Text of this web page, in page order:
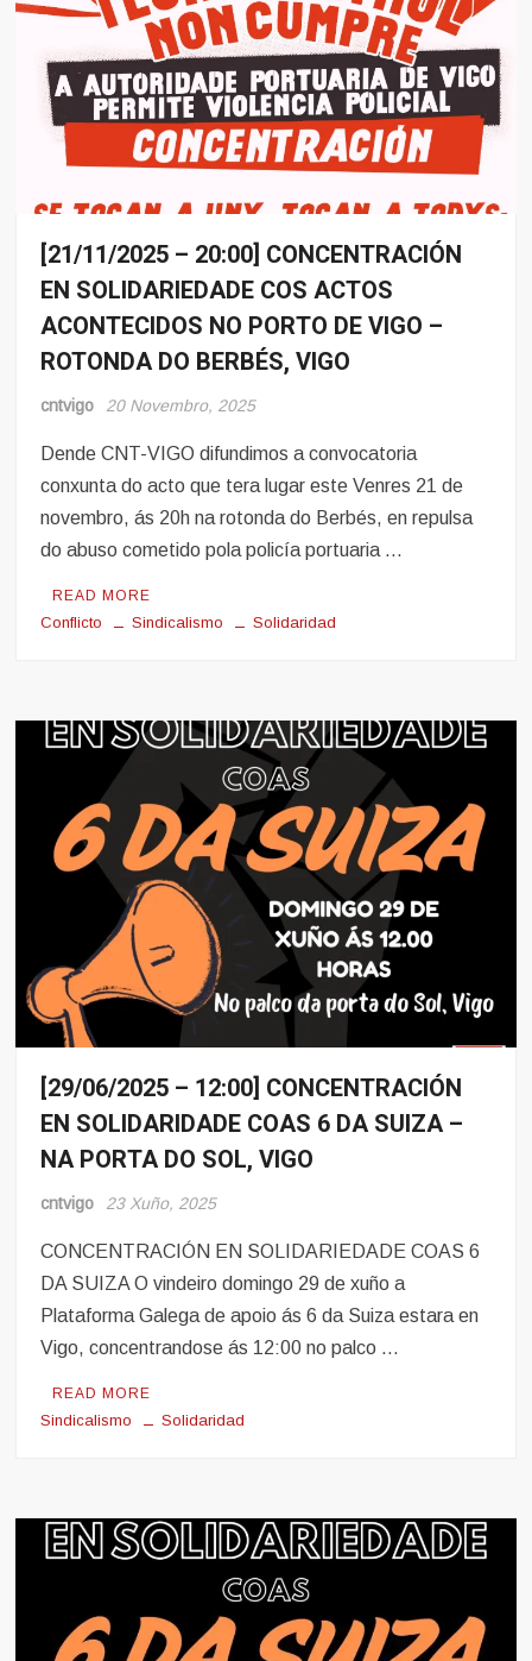
Conflito
Eventos
[21/11/2025 – 20:00] CONCENTRACIÓN
EN SOLIDARIEDADE COS ACTOS
ACONTECIDOS NO PORTO DE VIGO –
ROTONDA DO BERBÉS, VIGO
cntvigo 20 Novembro, 2025
Dende CNT-VIGO difundimos a convocatoria
conxunta do acto que tera lugar este Venres 21 de
novembro, ás 20h na rotonda do Berbés, en repulsa
do abuso cometido pola policía portuaria …
READ MORE
Conflicto Sindicalismo Solidaridad
Noticias
[29/06/2025 – 12:00] CONCENTRACIÓN
EN SOLIDARIDADE COAS 6 DA SUIZA –
NA PORTA DO SOL, VIGO
cntvigo 23 Xuño, 2025
CONCENTRACIÓN EN SOLIDARIEDADE COAS 6
DA SUIZA O vindeiro domingo 29 de xuño a
Plataforma Galega de apoio ás 6 da Suiza estara en
Vigo, concentrandose ás 12:00 no palco …
READ MORE
Sindicalismo Solidaridad